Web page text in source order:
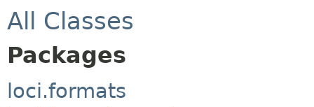
All Classes
Packages
loci.formats